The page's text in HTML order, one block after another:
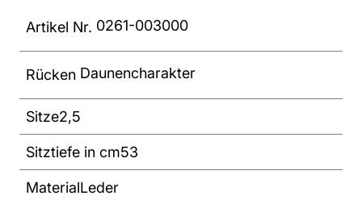
Artikel Nr. 0261-003000
Rücken Daunencharakter
Sitze2,5
Sitztiefe in cm53
MaterialLeder